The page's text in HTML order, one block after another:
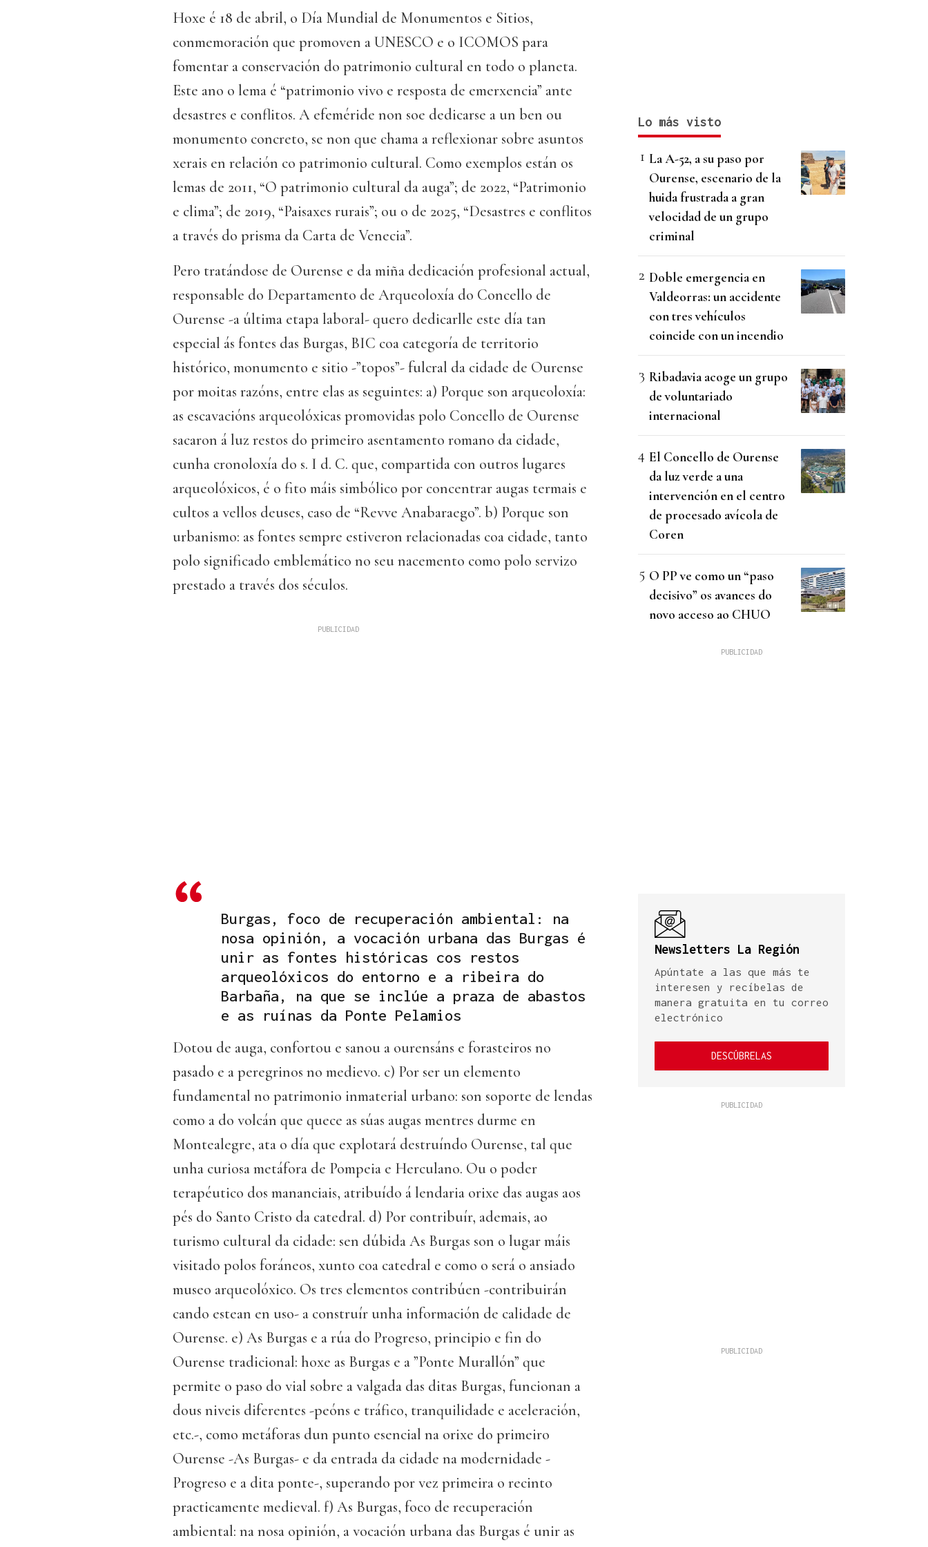
Hoxe é 18 de abril, o Día Mundial de Monumentos e Sitios,
conmemoración que promoven a UNESCO e o ICOMOS para
fomentar a conservación do patrimonio cultural en todo o planeta.
Este ano o lema é “patrimonio vivo e resposta de emerxencia” ante
desastres e conflitos. A efeméride non soe dedicarse a un ben ou
monumento concreto, se non que chama a reflexionar sobre asuntos
xerais en relación co patrimonio cultural. Como exemplos están os
lemas de 2011, “O patrimonio cultural da auga”; de 2022, “Patrimonio
e clima”; de 2019, “Paisaxes rurais”; ou o de 2025, “Desastres e conflitos
a través do prisma da Carta de Venecia”.
Pero tratándose de Ourense e da miña dedicación profesional actual,
responsable do Departamento de Arqueoloxía do Concello de
Ourense -a última etapa laboral- quero dedicarlle este día tan
especial ás fontes das Burgas, BIC coa categoría de territorio
histórico, monumento e sitio -”topos”- fulcral da cidade de Ourense
por moitas razóns, entre elas as seguintes: a) Porque son arqueoloxía:
as escavacións arqueolóxicas promovidas polo Concello de Ourense
sacaron á luz restos do primeiro asentamento romano da cidade,
cunha cronoloxía do s. I d. C. que, compartida con outros lugares
arqueolóxicos, é o fito máis simbólico por concentrar augas termais e
cultos a vellos deuses, caso de “Revve Anabaraego”. b) Porque son
urbanismo: as fontes sempre estiveron relacionadas coa cidade, tanto
polo significado emblemático no seu nacemento como polo servizo
prestado a través dos séculos.
Burgas, foco de recuperación ambiental: na
nosa opinión, a vocación urbana das Burgas é
unir as fontes históricas cos restos
arqueolóxicos do entorno e a ribeira do
Barbaña, na que se inclúe a praza de abastos
e as ruínas da Ponte Pelamios
Dotou de auga, confortou e sanou a ourensáns e forasteiros no
pasado e a peregrinos no medievo. c) Por ser un elemento
fundamental no patrimonio inmaterial urbano: son soporte de lendas
como a do volcán que quece as súas augas mentres durme en
Montealegre, ata o día que explotará destruíndo Ourense, tal que
unha curiosa metáfora de Pompeia e Herculano. Ou o poder
terapéutico dos mananciais, atribuído á lendaria orixe das augas aos
pés do Santo Cristo da catedral. d) Por contribuír, ademais, ao
turismo cultural da cidade: sen dúbida As Burgas son o lugar máis
visitado polos foráneos, xunto coa catedral e como o será o ansiado
museo arqueolóxico. Os tres elementos contribúen -contribuirán
cando estean en uso- a construír unha información de calidade de
Ourense. e) As Burgas e a rúa do Progreso, principio e fin do
Ourense tradicional: hoxe as Burgas e a ”Ponte Murallón” que
permite o paso do vial sobre a valgada das ditas Burgas, funcionan a
dous niveis diferentes -peóns e tráfico, tranquilidade e aceleración,
etc.-, como metáforas dun punto esencial na orixe do primeiro
Ourense -As Burgas- e da entrada da cidade na modernidade -
Progreso e a dita ponte-, superando por vez primeira o recinto
practicamente medieval. f) As Burgas, foco de recuperación
ambiental: na nosa opinión, a vocación urbana das Burgas é unir as
Lo más visto
La A-52, a su paso por
Ourense, escenario de la
huida frustrada a gran
velocidad de un grupo
criminal
Doble emergencia en
Valdeorras: un accidente
con tres vehículos
coincide con un incendio
Ribadavia acoge un grupo
de voluntariado
internacional
El Concello de Ourense
da luz verde a una
intervención en el centro
de procesado avícola de
Coren
O PP ve como un “paso
decisivo” os avances do
novo acceso ao CHUO
Newsletters La Región
Apúntate a las que más te
interesen y recíbelas de
manera gratuita en tu correo
electrónico
DESCÚBRELAS